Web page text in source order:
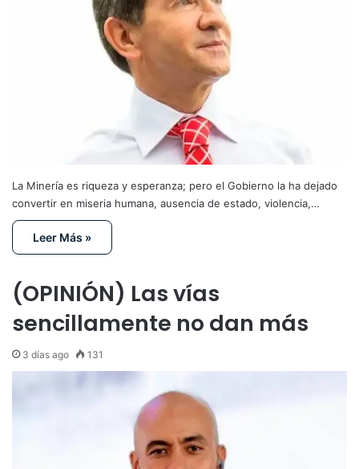
La Minería es riqueza y esperanza; pero el Gobierno la ha dejado
convertir en miseria humana, ausencia de estado, violencia,…
Leer Más »
(OPINIÓN) Las vías
sencillamente no dan más
3 días ago 131